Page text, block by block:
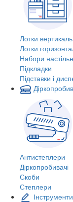
Лотки
Лотки
Набори
Підкладки
Підставки і
Антистеплери
Діркопробивачі
Скоби
Степлери